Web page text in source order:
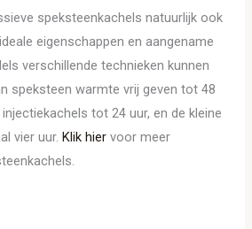
speksteenkachels natuurlijk ook
eigenschappen en aangename
verschillende technieken kunnen
speksteen warmte vrij geven tot 48
tot 24 uur, en de kleine
vier uur.Klik hier voor meer